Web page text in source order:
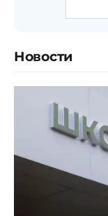
Новости